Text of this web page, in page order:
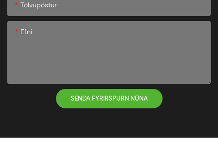
Tölvupóstur
Efni.
SENDA FYRIRSPURN NÚNA